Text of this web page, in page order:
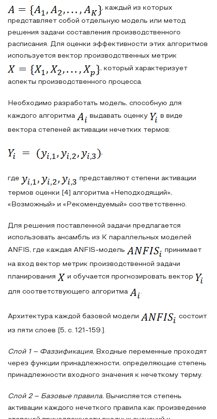
, каждый из которых
представляет собой отдельную модель или метод
решения задачи составления производственного
расписания. Для оценки эффективности этих алгоритмов
используется вектор производственных метрик
, который характеризует
аспекты производственного процесса.
Необходимо разработать модель, способную для
каждого алгоритма выдавать оценку в виде
вектора степеней активации нечетких термов:
,
где представляют степени активации
термов оценки [4] алгоритма «Неподходящий»,
«Возможный» и «Рекомендуемый» соответственно.
Для решения поставленной задачи предлагается
использовать ансамбль из K параллельных моделей
ANFIS, где каждая ANFIS-модель принимает
на вход вектор метрик производственной задачи
планирования и обучается прогнозировать вектор
для соответствующего алгоритма .
Архитектура каждой базовой модели состоит
из пяти слоев [5, с. 121-159.].
Слой 1 – Фаззификация. Входные переменные проходят
через функции принадлежности, определяющие степень
принадлежности входного значения к нечеткому терму.
Слой 2 – Базовые правила. Вычисляется степень
активации каждого нечеткого правила как произведение